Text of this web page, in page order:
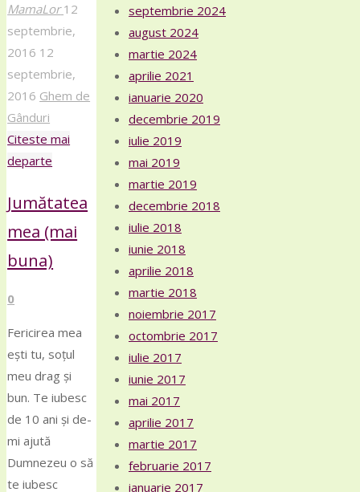
MamaLor 12
septembrie,
2016 12
septembrie,
2016 Ghem de
Gânduri
Citeste mai
departe
crești?"
Jumătatea
mea (mai
buna)
0
​Fericirea mea
ești tu, soțul
meu drag și
bun. Te iubesc
de 10 ani și de-
mi ajută
Dumnezeu o să
te iubesc
septembrie 2024
august 2024
martie 2024
aprilie 2021
ianuarie 2020
decembrie 2019
iulie 2019
mai 2019
martie 2019
decembrie 2018
iulie 2018
iunie 2018
aprilie 2018
martie 2018
noiembrie 2017
octombrie 2017
iulie 2017
iunie 2017
mai 2017
aprilie 2017
martie 2017
februarie 2017
ianuarie 2017